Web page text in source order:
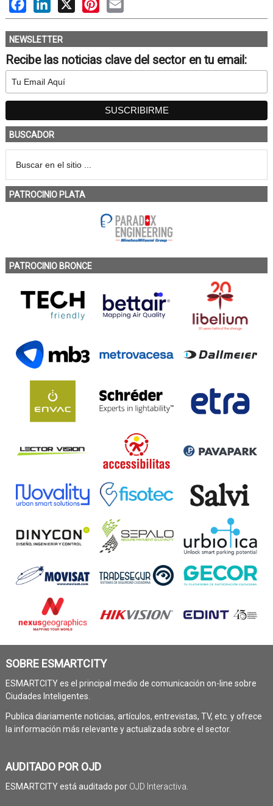
NEWSLETTER
Recibe las noticias clave del sector en tu email:
BUSCADOR
PATROCINIO PLATA
PATROCINIO BRONCE
SOBRE ESMARTCITY
ESMARTCITY es el principal medio de comunicación on-line sobre
Ciudades Inteligentes.
Publica diariamente noticias, artículos, entrevistas, TV, etc. y ofrece
la información más relevante y actualizada sobre el sector.
AUDITADO POR OJD
ESMARTCITY está auditado por OJD Interactiva